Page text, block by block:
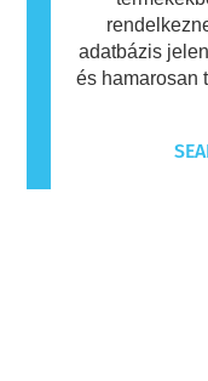
adatbázis
és hamarosan